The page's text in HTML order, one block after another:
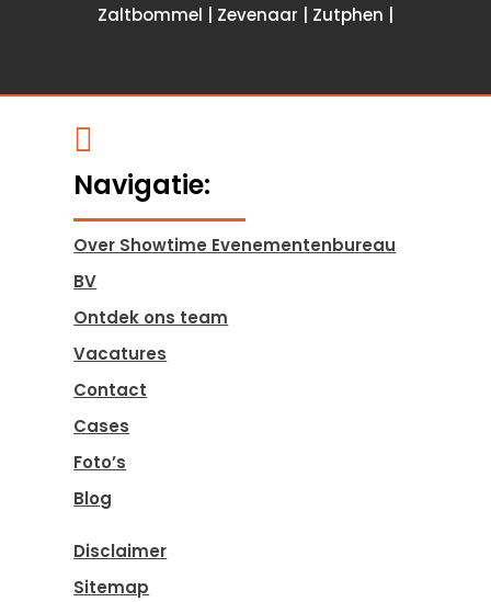
Zaltbommel | Zevenaar | Zutphen |

Navigatie:
Over Showtime Evenementenbureau
BV
Ontdek ons team
Vacatures
Contact
Cases
Foto’s
Blog
Disclaimer
Sitemap